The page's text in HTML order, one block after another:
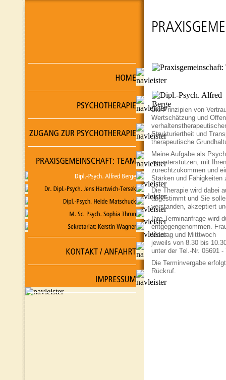
Die Prinzipien von
Wertschätzung und
Strukturiertheit und
therapeutische
Meine Aufgabe als
zu unterstützen, mit
zurechtzukommen und
Stärken und Fähigkeiten
Die Therapie wird dabei
abgestimmt und Sie
verstanden, akzeptiert
Ihre Terminanfrage wird
entgegengenommen.
Montag und Mitttwoch
jeweils von 8.30 bis
unter der Tel.-Nr. 05691 -
Die Terminvergabe
Rückruf.